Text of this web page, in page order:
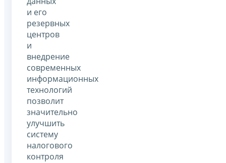
и его
резервных
центров
и
внедрение
современных
информационных
технологий
позволит
значительно
улучшить
систему
налогового
контроля